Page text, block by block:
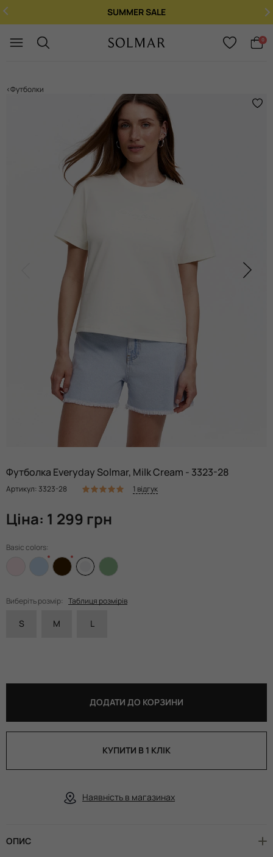
SUMMER SALE
0
Футболки
Футболка Everyday Solmar, Milk Cream - 3323-28
Артикул: 3323-28 1 відгук
Ціна: 1 299 грн
Basic colors:
Виберіть розмір: Таблиця розмірів
S M L
ДОДАТИ ДО КОРЗИНИ
КУПИТИ В 1 КЛІК
Наявність в магазинах
ОПИС